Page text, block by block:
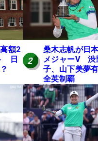
額2
日
2
桑木志帆が日
メジャーV 渋
子、山下美夢
全英制覇